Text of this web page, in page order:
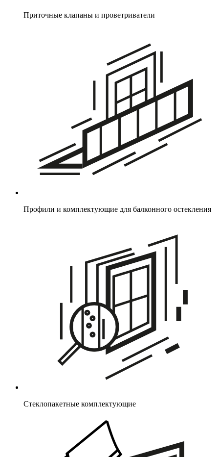
Приточные клапаны и проветриватели
Профили и комплектующие для балконного остекления
Стеклопакетные комплектующие